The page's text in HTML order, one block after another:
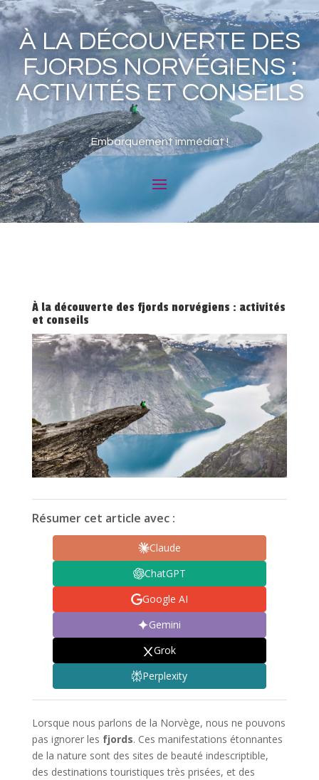
À LA DÉCOUVERTE DES
FJORDS NORVÉGIENS :
ACTIVITÉS ET CONSEILS
Embarquement immédiat !
À la découverte des fjords norvégiens : activités
et conseils
Résumer cet article avec :
Claude
ChatGPT
Google AI
Gemini
Grok
Perplexity
Lorsque nous parlons de la Norvège, nous ne pouvons
pas ignorer les fjords. Ces manifestations étonnantes
de la nature sont des sites de beauté indescriptible,
des destinations touristiques très prisées, et des